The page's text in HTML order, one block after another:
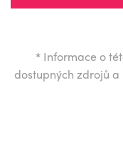
* Informace o
dostupných zdrojů